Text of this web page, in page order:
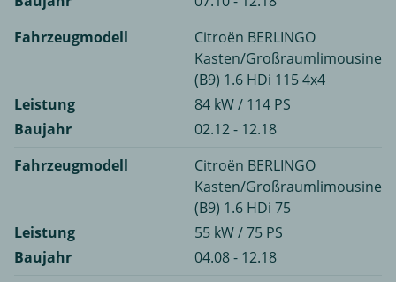
Fahrzeugmodell
Citroën BERLINGO
Kasten/Großraumlimousine
(B9) 1.6 HDi 115 4x4
Leistung
84 kW / 114 PS
Baujahr
02.12 - 12.18
Fahrzeugmodell
Citroën BERLINGO
Kasten/Großraumlimousine
(B9) 1.6 HDi 75
Leistung
55 kW / 75 PS
Baujahr
04.08 - 12.18